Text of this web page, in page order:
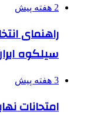
2 هفته پیش
راهنمای
سیلکوه
3 هفته پیش